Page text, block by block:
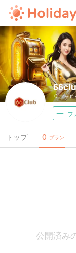
0フォロ
フ
トップ プラン
0
公開済み